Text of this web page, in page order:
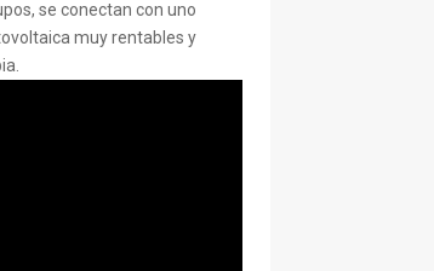
se conectan con uno
muy rentables y